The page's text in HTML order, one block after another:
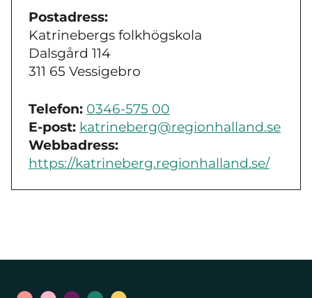
Postadress:
Katrinebergs folkhögskola
Dalsgård 114
311 65 Vessigebro
Telefon: 0346-575 00
E-post: katrineberg@regionhalland.se
Webbadress:
https://katrineberg.regionhalland.se/